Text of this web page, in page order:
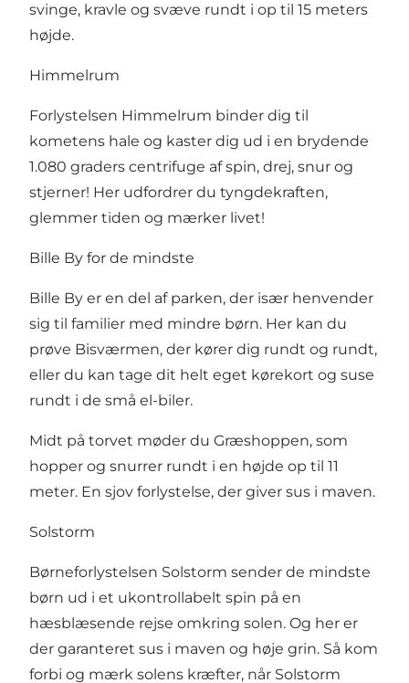
svinge, kravle og svæve rundt i op til 15 meters
højde.
Himmelrum
Forlystelsen Himmelrum binder dig til
kometens hale og kaster dig ud i en brydende
1.080 graders centrifuge af spin, drej, snur og
stjerner! Her udfordrer du tyngdekraften,
glemmer tiden og mærker livet!
Bille By for de mindste
Bille By er en del af parken, der især henvender
sig til familier med mindre børn. Her kan du
prøve Bisværmen, der kører dig rundt og rundt,
eller du kan tage dit helt eget kørekort og suse
rundt i de små el-biler.
Midt på torvet møder du Græshoppen, som
hopper og snurrer rundt i en højde op til 11
meter. En sjov forlystelse, der giver sus i maven.
Solstorm
Børneforlystelsen Solstorm sender de mindste
børn ud i et ukontrollabelt spin på en
hæsblæsende rejse omkring solen. Og her er
der garanteret sus i maven og høje grin. Så kom
forbi og mærk solens kræfter, når Solstorm